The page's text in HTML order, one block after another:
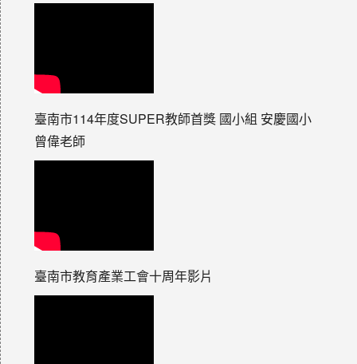
臺南市114年度SUPER教師首獎 國小組 安慶國小
曾偉老師
臺南市教育產業工會十周年影片